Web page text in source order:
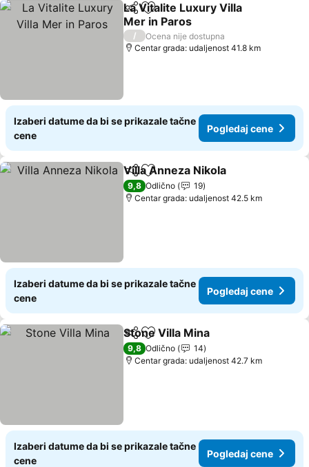
Deli Dodati u favorite
La Vitalite Luxury Villa
Mer in Paros
/
Ocena nije dostupna
Centar grada: udaljenost 41.8 km
Izaberi datume da bi se prikazale tačne
cene
Pogledaj cene
Deli Dodati u favorite
Villa Anneza Nikola
9,8 Odlično
19
Centar grada: udaljenost 42.5 km
Izaberi datume da bi se prikazale tačne
cene
Pogledaj cene
Deli Dodati u favorite
Stone Villa Mina
9,8 Odlično
14
Centar grada: udaljenost 42.7 km
Izaberi datume da bi se prikazale tačne
cene
Pogledaj cene